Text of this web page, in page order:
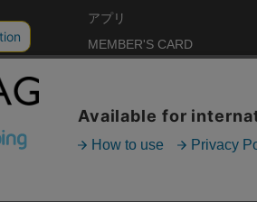
アプリ
MEMBER'S CARD